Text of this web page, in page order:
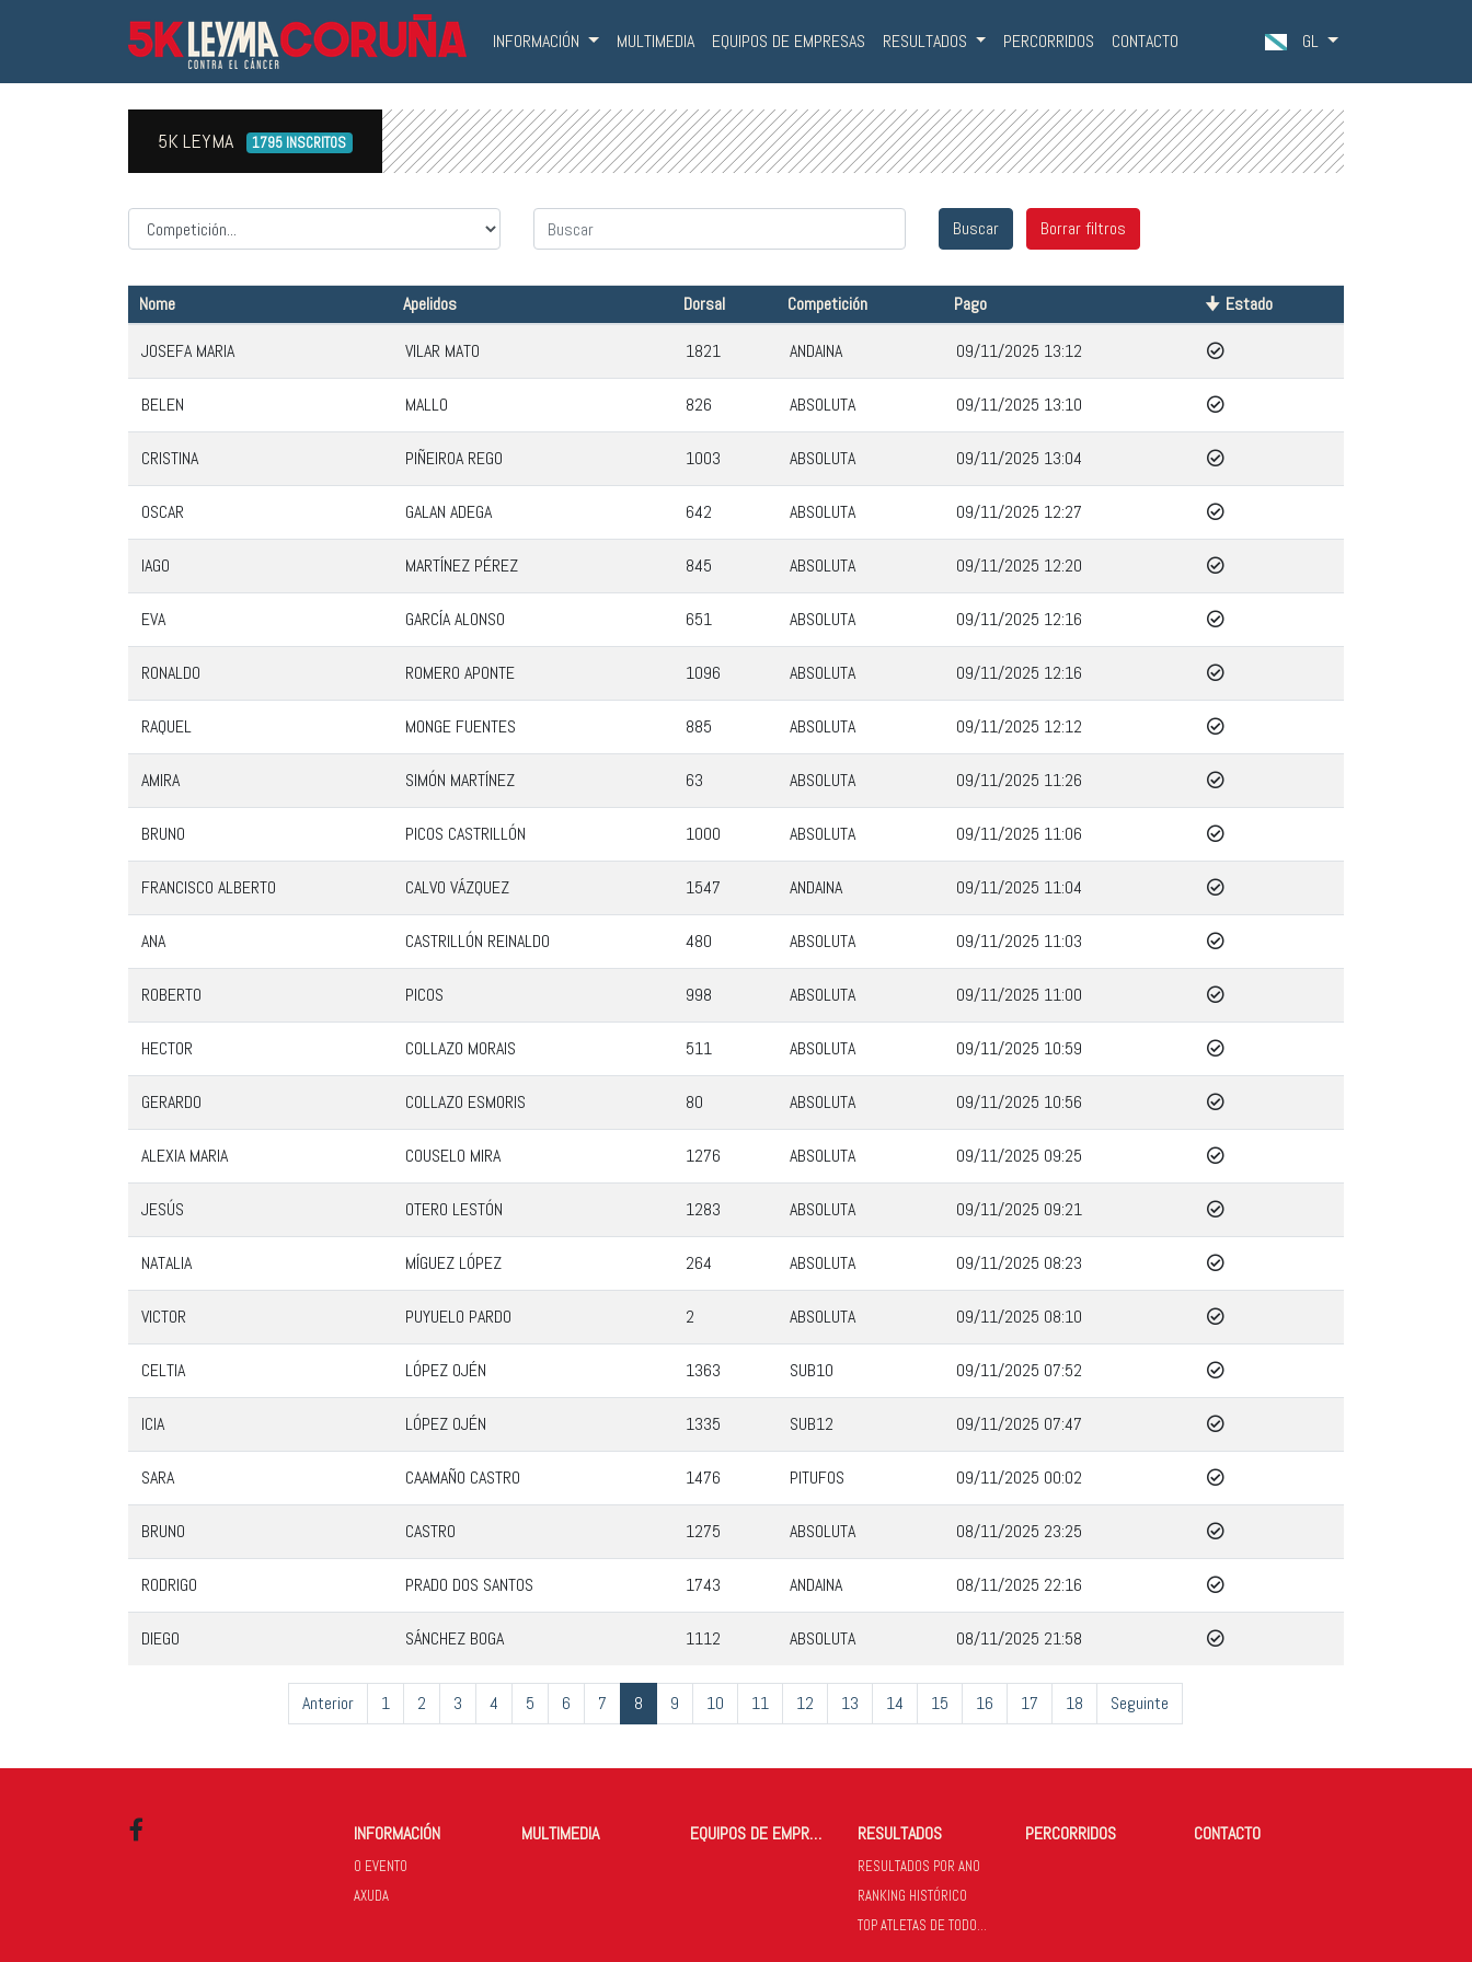
INFORMACIÓN MULTIMEDIA EQUIPOS DE EMPRESAS RESULTADOS PERCORRIDOS CONTACTO GL
5K LEYMA 1795 INSCRITOS
Competicion
Nome Apelidos Dorsal Competición Pago Estado
JOSEFA MARIA VILAR MATO 1821 ANDAINA 09/11/2025 13:12
BELEN MALLO 826 ABSOLUTA 09/11/2025 13:10
CRISTINA PIÑEIROA REGO 1003 ABSOLUTA 09/11/2025 13:04
OSCAR GALAN ADEGA 642 ABSOLUTA 09/11/2025 12:27
IAGO MARTÍNEZ PÉREZ 845 ABSOLUTA 09/11/2025 12:20
EVA GARCÍA ALONSO 651 ABSOLUTA 09/11/2025 12:16
RONALDO ROMERO APONTE 1096 ABSOLUTA 09/11/2025 12:16
RAQUEL MONGE FUENTES 885 ABSOLUTA 09/11/2025 12:12
AMIRA SIMÓN MARTÍNEZ 63 ABSOLUTA 09/11/2025 11:26
BRUNO PICOS CASTRILLÓN 1000 ABSOLUTA 09/11/2025 11:06
FRANCISCO ALBERTO CALVO VÁZQUEZ 1547 ANDAINA 09/11/2025 11:04
ANA CASTRILLÓN REINALDO 480 ABSOLUTA 09/11/2025 11:03
ROBERTO PICOS 998 ABSOLUTA 09/11/2025 11:00
HECTOR COLLAZO MORAIS 511 ABSOLUTA 09/11/2025 10:59
GERARDO COLLAZO ESMORIS 80 ABSOLUTA 09/11/2025 10:56
ALEXIA MARIA COUSELO MIRA 1276 ABSOLUTA 09/11/2025 09:25
JESÚS OTERO LESTÓN 1283 ABSOLUTA 09/11/2025 09:21
NATALIA MÍGUEZ LÓPEZ 264 ABSOLUTA 09/11/2025 08:23
VICTOR PUYUELO PARDO 2 ABSOLUTA 09/11/2025 08:10
CELTIA LÓPEZ OJÉN 1363 SUB10 09/11/2025 07:52
ICIA LÓPEZ OJÉN 1335 SUB12 09/11/2025 07:47
SARA CAAMAÑO CASTRO 1476 PITUFOS 09/11/2025 00:02
BRUNO CASTRO 1275 ABSOLUTA 08/11/2025 23:25
RODRIGO PRADO DOS SANTOS 1743 ANDAINA 08/11/2025 22:16
DIEGO SÁNCHEZ BOGA 1112 ABSOLUTA 08/11/2025 21:58
Anterior 1 2 3 4 5 6 7 8 9 10 11 12 13 14 15 16 17 18 Seguinte
INFORMACIÓN
O EVENTO
AXUDA
MULTIMEDIA EQUIPOS DE EMPRESAS RESULTADOS
RESULTADOS POR ANO
RANKING HISTÓRICO
TOP ATLETAS DE TODOS OS ANOS
PERCORRIDOS CONTACTO
Facebook